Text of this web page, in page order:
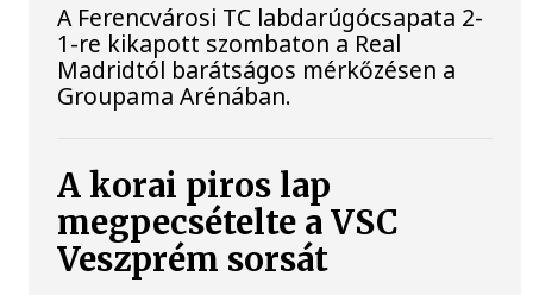
A Ferencvárosi TC labdarúgócsapata 2-
1-re kikapott szombaton a Real
Madridtól barátságos mérkőzésen a
Groupama Arénában.
A korai piros lap
megpecsételte a VSC
Veszprém sorsát